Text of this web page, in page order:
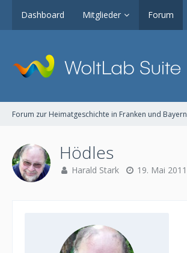
Dashboard Mitglieder Forum
Forum zur Heimatgeschichte in Franken und Bayern
Hödles
Harald Stark 19. Mai 2011